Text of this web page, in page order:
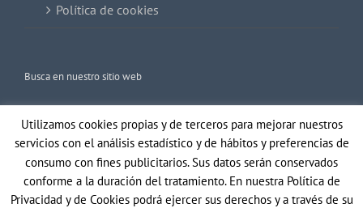
Política de cookies
Busca en nuestro sitio web
Utilizamos cookies propias y de terceros para mejorar nuestros
servicios con el análisis estadístico y de hábitos y preferencias de
consumo con fines publicitarios. Sus datos serán conservados
conforme a la duración del tratamiento. En nuestra Política de
Privacidad y de Cookies podrá ejercer sus derechos y a través de su